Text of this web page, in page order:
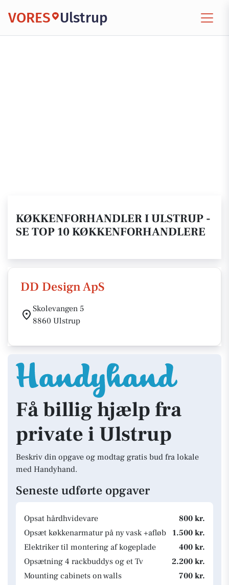
VORES Ulstrup
KØKKENFORHANDLER I ULSTRUP -
SE TOP 10 KØKKENFORHANDLERE
DD Design ApS
Skolevangen 5
8860 Ulstrup
Få billig hjælp fra
private i Ulstrup
Beskriv din opgave og modtag gratis bud fra lokale
med Handyhand.
Seneste udførte opgaver
Opsat hårdhvidevare
800 kr.
Opsæt køkkenarmatur på ny vask +afløb
1.500 kr.
Elektriker til montering af kogeplade
400 kr.
Opsætning 4 rackbuddys og et Tv
2.200 kr.
Mounting cabinets on walls
700 kr.